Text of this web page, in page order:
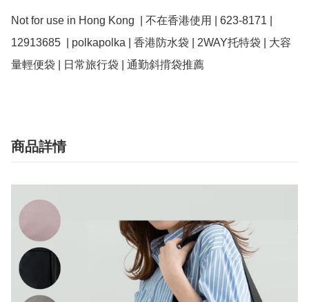
Not for use in Hong Kong  | 不在香港使用 | 623-8171 |
12913685  | polkapolka | 香港防水袋 | 2WAY托特袋 | 大容
量輕便袋 | 日常旅行袋 | 通勤斜揹袋推薦
商品詳情